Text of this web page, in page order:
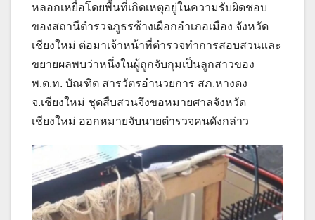
หลอกเหยื่อโดยพื้นที่เกิดเหตุอยู่ในความรับผิดชอบ
ของสถานีตำรวจภูธรช้างเผือกอำเภอเมือง จังหวัด
เชียงใหม่ ต่อมาเจ้าหน้าที่ตำรวจทำการสอบสวนและ
ขยายผลพบว่าหนึ่งในผู้ถูกจับกุมเป็นลูกสาวของ
พ.ต.ท. บัณฑิต สารวัตรอำนวยการ สภ.หางดง
จ.เชียงใหม่ ชุดสืบสวนจึงขอหมายศาลจังหวัด
เชียงใหม่ ออกหมายจับนายตำรวจคนดังกล่าว